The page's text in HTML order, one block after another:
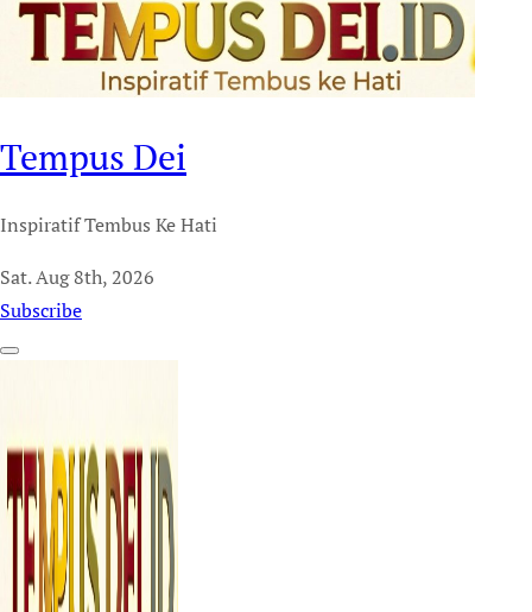
Tempus Dei
Inspiratif Tembus Ke Hati
Sat. Aug 8th, 2026
Subscribe